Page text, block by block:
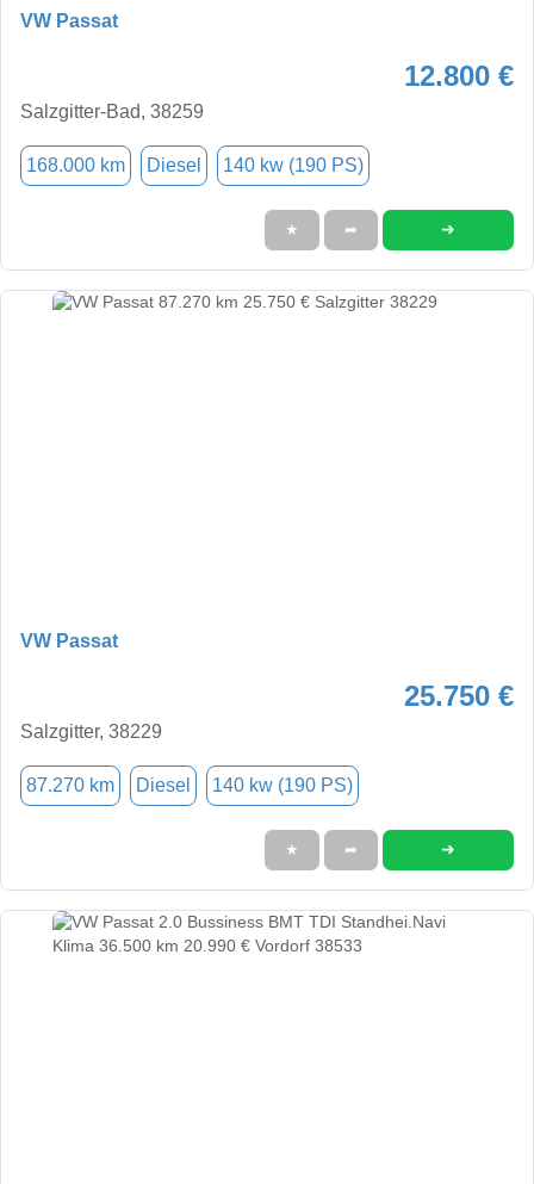
VW Passat
12.800 €
Salzgitter-Bad, 38259
168.000 km Diesel 140 kw (190 PS)
★ ➦ ➜
VW Passat
25.750 €
Salzgitter, 38229
87.270 km Diesel 140 kw (190 PS)
★ ➦ ➜